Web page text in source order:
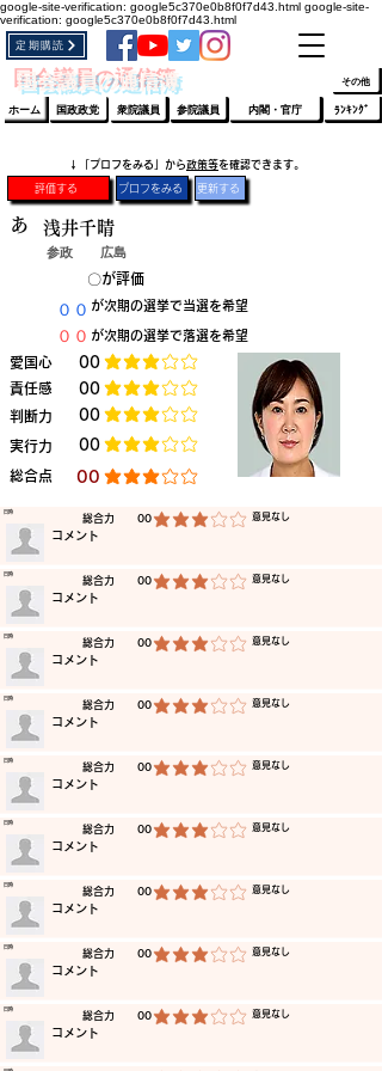
google-site-verification: google5c370e0b8f0f7d43.html google-site-
verification: google5c370e0b8f0f7d43.html
​国会議員の通信簿
定期購読
ホーム 国政政党 衆院議員 参院議員 ﾗﾝｷﾝｸﾞ
内閣・官庁
その他
​↓「プロフをみる」から政策等を確認できます。
評価する プロフをみる 更新する
あ 浅井千晴
参政 広島
​〇​
​００
​００
​が評価
​愛国心 ​00
​が次期の選挙で当選を希望
​が次期の選挙で落選を希望
平均評価 3 /5
​責任感 ​00 平均評価 3 /5
​判断力 ​00 平均評価 3 /5
​実行力 ​00 平均評価 3 /5
​総合点 ​00 平均評価 3 /5
​総合力 00 平均評価 3 /5 ​意見なし
​日時
​コメント
​総合力 00 平均評価 3 /5 ​意見なし
​日時
​コメント
​総合力 00 平均評価 3 /5 ​意見なし
​日時
​コメント
​総合力 00 平均評価 3 /5 ​意見なし
​日時
​コメント
​総合力 00 平均評価 3 /5 ​意見なし
​日時
​コメント
​総合力 00 平均評価 3 /5 ​意見なし
​日時
​コメント
​総合力 00 平均評価 3 /5 ​意見なし
​日時
​コメント
​総合力 00 平均評価 3 /5 ​意見なし
​日時
​コメント
​総合力 00 平均評価 3 /5 ​意見なし
​日時
​コメント